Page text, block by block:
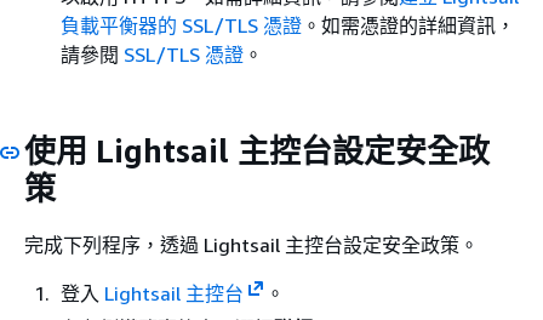
負載平衡器的 SSL/TLS 憑證 。如需憑證的詳細資訊，
請參閱 SSL/TLS 憑證 。
使用 Lightsail 主控台設定安全政
策
完成下列程序，透過 Lightsail 主控台設定安全政策。
登入 Lightsail 主控台
。